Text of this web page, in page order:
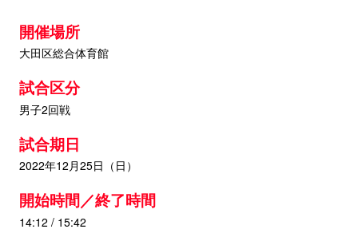
開催場所
大田区総合体育館
試合区分
男子2回戦
試合期日
2022年12月25日（日）
開始時間／終了時間
14:12 / 15:42